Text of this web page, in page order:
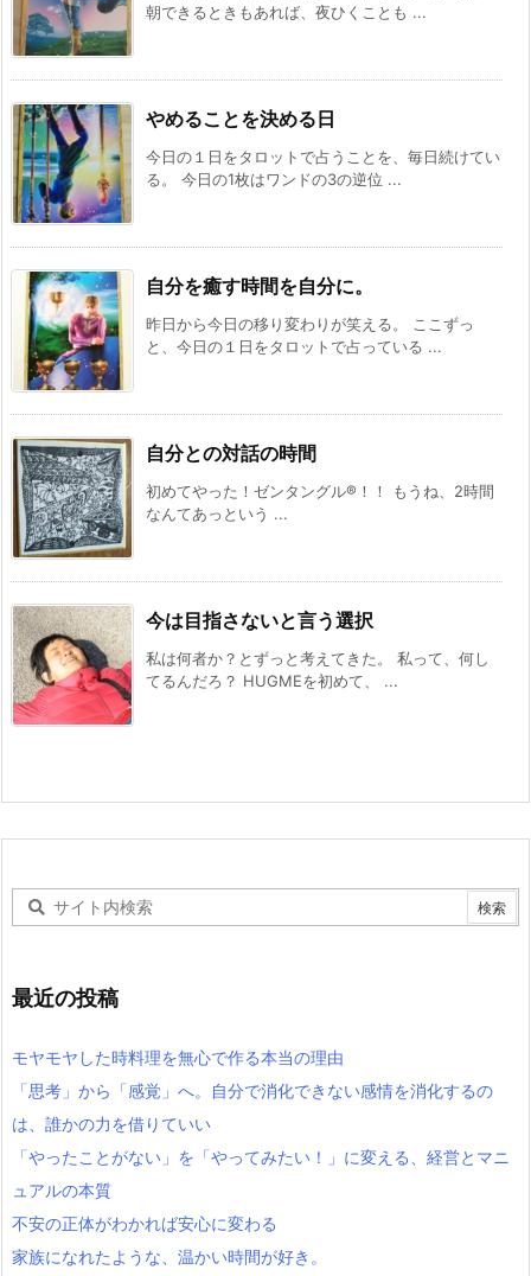
朝できるときもあれば、夜ひくことも ...
やめることを決める日
今日の１日をタロットで占うことを、毎日続けてい
る。 今日の1枚はワンドの3の逆位 ...
自分を癒す時間を自分に。
昨日から今日の移り変わりが笑える。 ここずっ
と、今日の１日をタロットで占っている ...
自分との対話の時間
初めてやった！ゼンタングル®️！！ もうね、2時間
なんてあっという ...
今は目指さないと言う選択
私は何者か？とずっと考えてきた。 私って、何し
てるんだろ？ HUGMEを初めて、 ...
最近の投稿
モヤモヤした時料理を無心で作る本当の理由
「思考」から「感覚」へ。自分で消化できない感情を消化するの
は、誰かの力を借りていい
「やったことがない」を「やってみたい！」に変える、経営とマニ
ュアルの本質
不安の正体がわかれば安心に変わる
家族になれたような、温かい時間が好き。